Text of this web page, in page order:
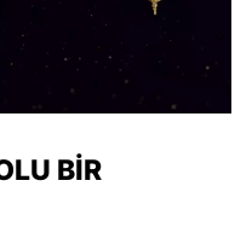
BIR